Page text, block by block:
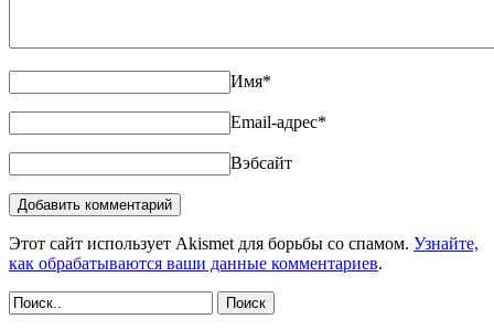
Имя*
Email-адрес*
Вэбсайт
Этот сайт использует Akismet для борьбы со спамом. Узнайте,
как обрабатываются ваши данные комментариев.
Поиск